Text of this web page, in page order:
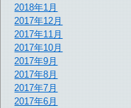
2018年1月
2017年12月
2017年11月
2017年10月
2017年9月
2017年8月
2017年7月
2017年6月